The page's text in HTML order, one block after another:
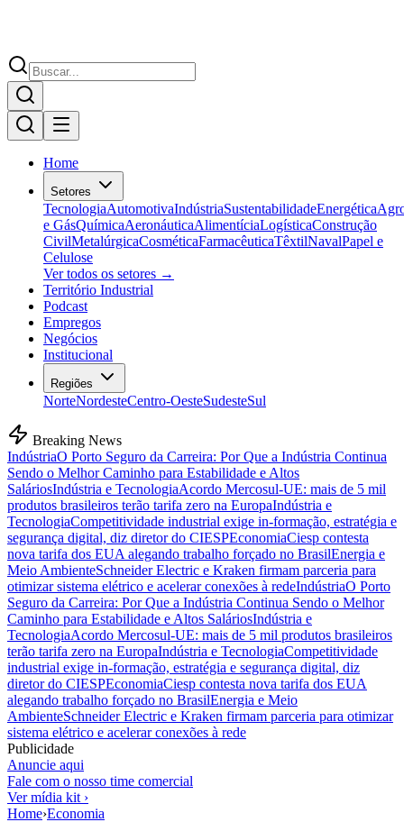
Home
Setores
TecnologiaAutomotivaIndústriaSustentabilidadeEnergética
e GásQuímicaAeronáuticaAlimentíciaLogísticaConstrução
CivilMetalúrgicaCosméticaFarmacêuticaTêxtilNavalPapel e
Celulose
Ver todos os setores →
Território Industrial
Podcast
Empregos
Negócios
Institucional
Regiões
NorteNordesteCentro-OesteSudesteSul
Breaking News
IndústriaO Porto Seguro da Carreira: Por Que a Indústria Continua
Sendo o Melhor Caminho para Estabilidade e Altos
SaláriosIndústria e TecnologiaAcordo Mercosul-UE: mais de 5 mil
produtos brasileiros terão tarifa zero na EuropaIndústria e
TecnologiaCompetitividade industrial exige in-formação, estratégia e
segurança digital, diz diretor do CIESPEconomiaCiesp contesta
nova tarifa dos EUA alegando trabalho forçado no BrasilEnergia e
Meio AmbienteSchneider Electric e Kraken firmam parceria para
otimizar sistema elétrico e acelerar conexões à redeIndústriaO Porto
Seguro da Carreira: Por Que a Indústria Continua Sendo o Melhor
Caminho para Estabilidade e Altos SaláriosIndústria e
TecnologiaAcordo Mercosul-UE: mais de 5 mil produtos brasileiros
terão tarifa zero na EuropaIndústria e TecnologiaCompetitividade
industrial exige in-formação, estratégia e segurança digital, diz
diretor do CIESPEconomiaCiesp contesta nova tarifa dos EUA
alegando trabalho forçado no BrasilEnergia e Meio
AmbienteSchneider Electric e Kraken firmam parceria para otimizar
sistema elétrico e acelerar conexões à rede
Publicidade
Anuncie aqui
Fale com o nosso time comercial
Ver mídia kit ›
Home›Economia